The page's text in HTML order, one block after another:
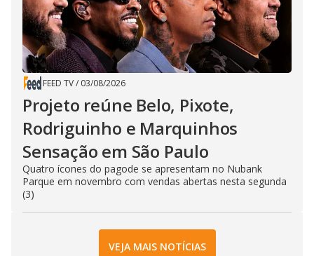
FEED TV/ 03/08/2026
Projeto reúne Belo, Pixote,
Rodriguinho e Marquinhos
Sensação em São Paulo
Quatro ícones do pagode se apresentam no Nubank
Parque em novembro com vendas abertas nesta segunda
(3)
VEJA MAIS NOTÍCIAS